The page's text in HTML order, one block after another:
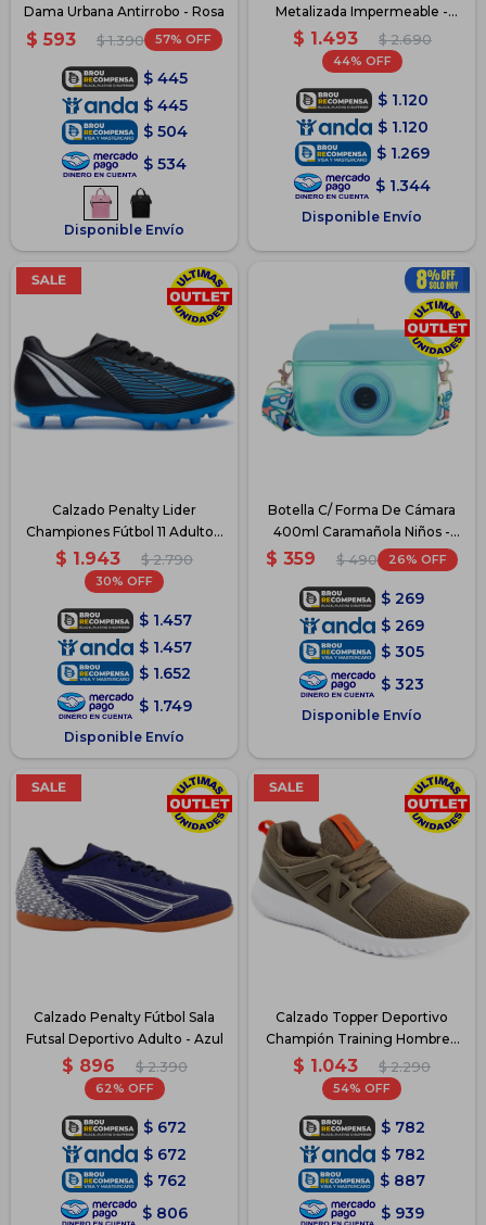
Dama Urbana Antirrobo - Rosa
$ 593 $ 1.390 57
$ 445
$ 445
$ 504
$ 534
Disponible Envío
Metalizada Impermeable -
Metalizada-Multicolor
$ 1.493 $ 2.690
44
$ 1.120
$ 1.120
$ 1.269
$ 1.344
Disponible Envío
Calzado Penalty Lider
Championes Fútbol 11 Adulto -
Azul
$ 1.943 $ 2.790
30
$ 1.457
$ 1.457
$ 1.652
$ 1.749
Disponible Envío
Botella C/ Forma De Cámara
400ml Caramañola Niños -
Azul
$ 359 $ 490 26
$ 269
$ 269
$ 305
$ 323
Disponible Envío
Calzado Penalty Fútbol Sala
Futsal Deportivo Adulto - Azul
$ 896 $ 2.390
62
$ 672
$ 672
$ 762
$ 806
Calzado Topper Deportivo
Champión Training Hombre -
Verde-Naranja
$ 1.043 $ 2.290
54
$ 782
$ 782
$ 887
$ 939